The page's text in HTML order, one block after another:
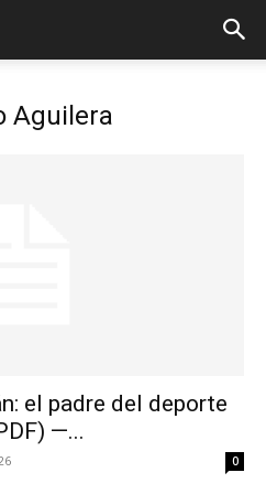
Aguilera
el padre del deporte
—...
0